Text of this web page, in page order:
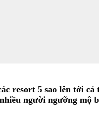
resort 5 sao lên tới
người ngưỡng mộ